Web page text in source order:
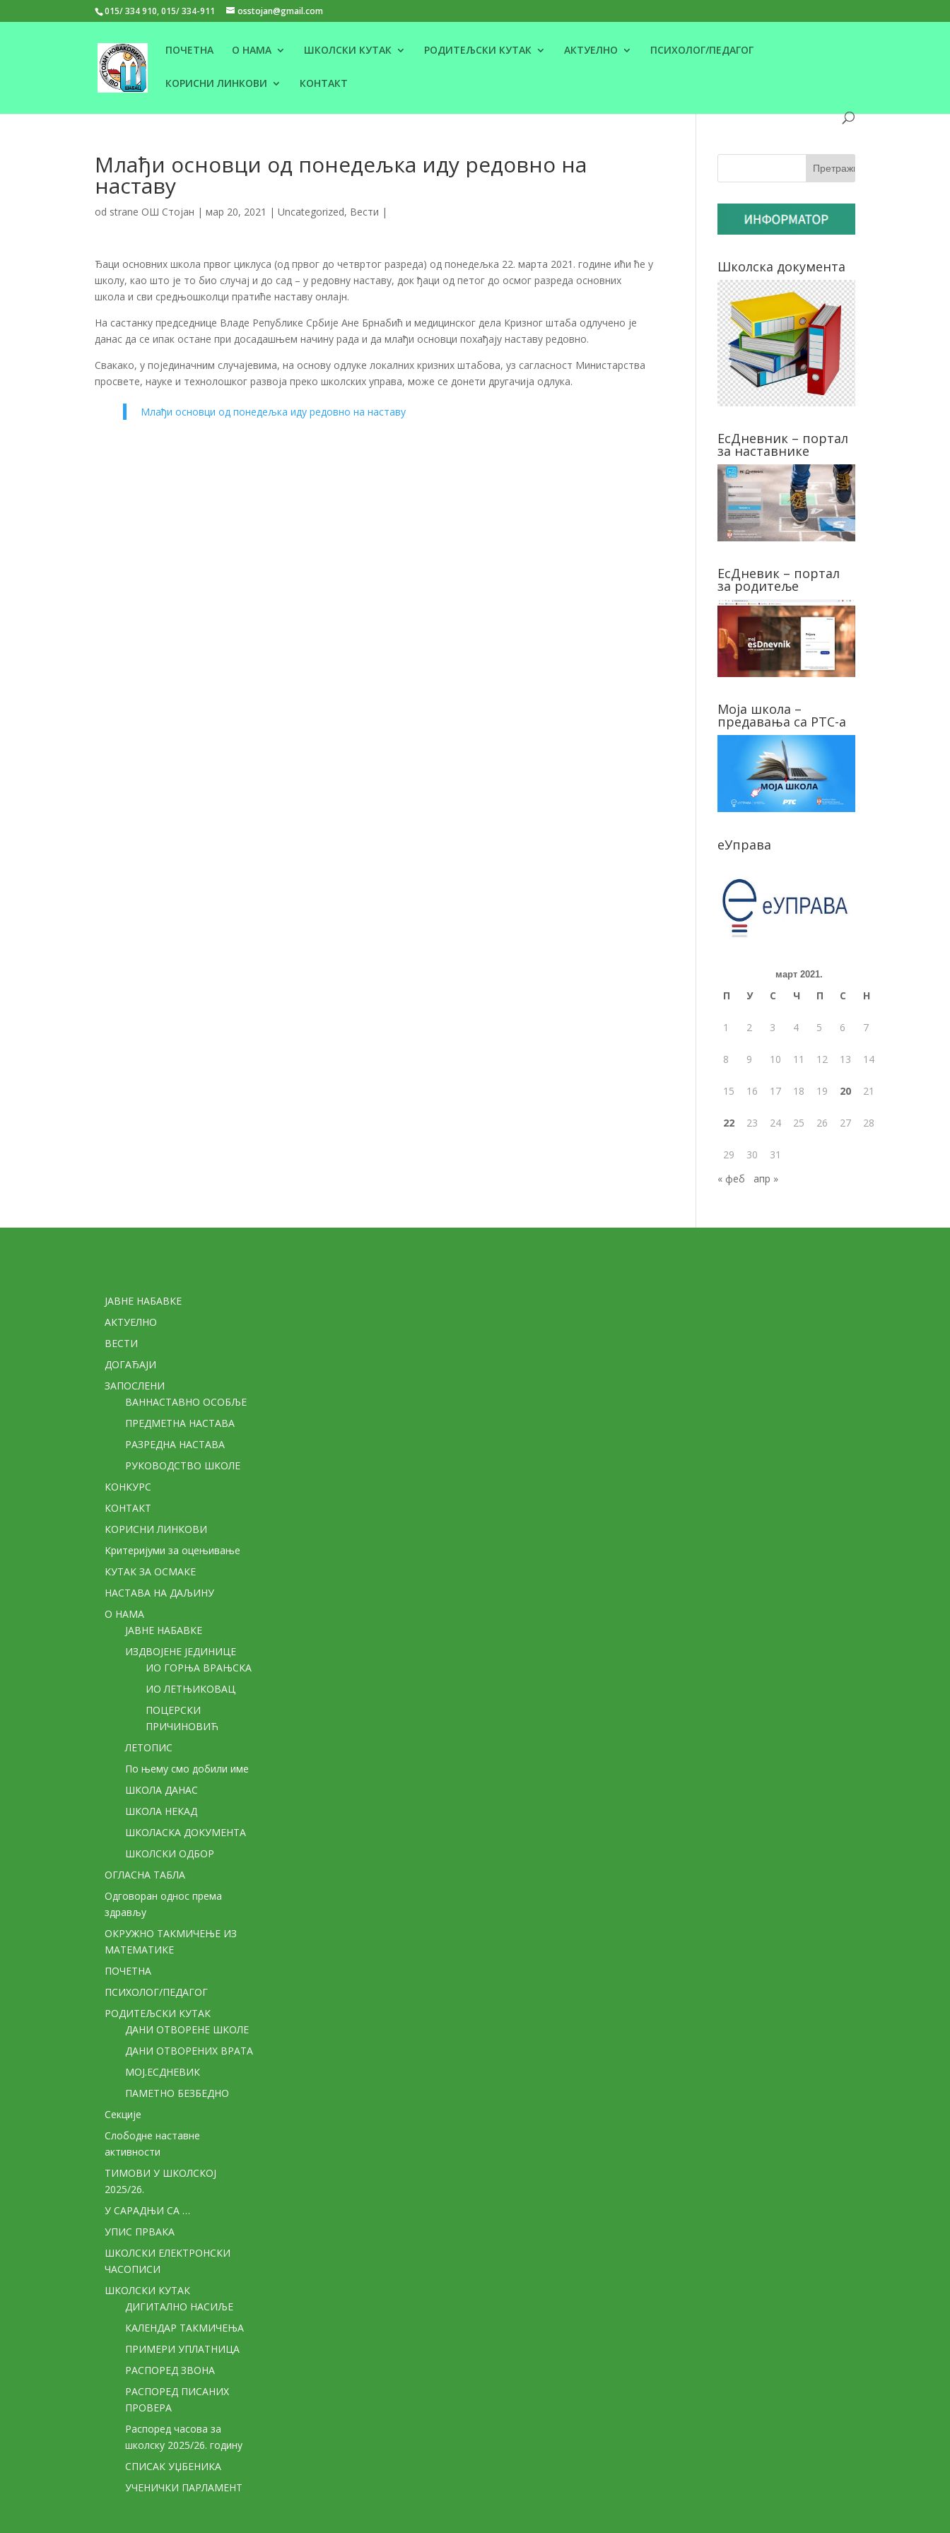
015/ 334 910, 015/ 334-911 osstojan@gmail.com
ПОЧЕТНА О НАМА ШКОЛСКИ КУТАК РОДИТЕЉСКИ КУТАК АКТУЕЛНО ПСИХОЛОГ/ПЕДАГОГ
КОРИСНИ ЛИНКОВИ КОНТАКТ
Млађи основци од понедељка иду редовно на
наставу
od strane ОШ Стојан |мар 20, 2021 |Uncategorized, Вести |
Ђаци основних школа првог циклуса (од првог до четвртог разреда) од понедељка 22. марта 2021. године ићи ће у
школу, као што је то био случај и до сад – у редовну наставу, док ђаци од петог до осмог разреда основних
школа и сви средњошколци пратиће наставу онлајн.
На састанку председнице Владе Републике Србије Ане Брнабић и медицинског дела Кризног штаба одлучено је
данас да се ипак остане при досадашњем начину рада и да млађи основци похађају наставу редовно.
Свакако, у појединачним случајевима, на основу одлуке локалних кризних штабова, уз сагласност Министарства
просвете, науке и технолошког развоја преко школских управа, може се донети другачија одлука.
Млађи основци од понедељка иду редовно на наставу
Школска документа
ЕсДневник – портал
за наставнике
ЕсДневик – портал
за родитеље
Моја школа –
предавања са РТС-а
еУправа
март 2021.
П У С Ч П С Н
1 2 3 4 5 6 7
8 9 10 11 12 13 14
15 16 17 18 19 20 21
22 23 24 25 26 27 28
29 30
31
« феб
апр »
ЈАВНЕ НАБАВКЕ
АКТУЕЛНО
ВЕСТИ
ДОГАЂАЈИ
ЗАПОСЛЕНИ
ВАННАСТАВНО ОСОБЉЕ
ПРЕДМЕТНА НАСТАВА
РАЗРЕДНА НАСТАВА
РУКОВОДСТВО ШКОЛЕ
КОНКУРС
КОНТАКТ
КОРИСНИ ЛИНКОВИ
Критеријуми за оцењивање
КУТАК ЗА ОСМАКЕ
НАСТАВА НА ДАЉИНУ
О НАМА
ЈАВНЕ НАБАВКЕ
ИЗДВОЈЕНЕ ЈЕДИНИЦЕ
ИО ГОРЊА ВРАЊСКА
ИО ЛЕТЊИКОВАЦ
ПОЦЕРСКИ
ПРИЧИНОВИЋ
ЛЕТОПИС
По њему смо добили име
ШКОЛА ДАНАС
ШКОЛА НЕКАД
ШКОЛАСКА ДОКУМЕНТА
ШКОЛСКИ ОДБОР
ОГЛАСНА ТАБЛА
Одговоран однос према
здрављу
ОКРУЖНО ТАКМИЧЕЊЕ ИЗ
МАТЕМАТИКЕ
ПОЧЕТНА
ПСИХОЛОГ/ПЕДАГОГ
РОДИТЕЉСКИ КУТАК
ДАНИ ОТВОРЕНЕ ШКОЛЕ
ДАНИ ОТВОРЕНИХ ВРАТА
МОЈ.ЕСДНЕВИК
ПАМЕТНО БЕЗБЕДНО
Секције
Слободне наставне
активности
ТИМОВИ У ШКОЛСКОЈ
2025/26.
У САРАДЊИ СА …
УПИС ПРВАКА
ШКОЛСКИ ЕЛЕКТРОНСКИ
ЧАСОПИСИ
ШКОЛСКИ КУТАК
ДИГИТАЛНО НАСИЉЕ
КАЛЕНДАР ТАКМИЧЕЊА
ПРИМЕРИ УПЛАТНИЦА
РАСПОРЕД ЗВОНА
РАСПОРЕД ПИСАНИХ
ПРОВЕРА
Распоред часова за
школску 2025/26. годину
СПИСАК УЏБЕНИКА
УЧЕНИЧКИ ПАРЛАМЕНТ